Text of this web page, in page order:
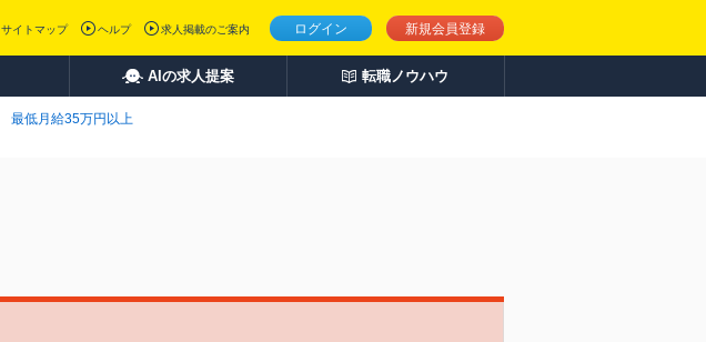
ログイン 新規会員登録
サイトマップ ヘルプ 求人掲載のご案内
AIの求人提案 転職ノウハウ
最低月給35万円以上